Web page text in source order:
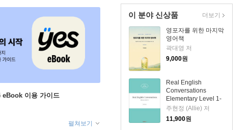
이 분야 신상품
영포자를 위한 마지막
영어책
곽대영 저
9,000원
Real English
Conversations
Elementary Level 1-
1
주현정 (Allie) 저
11,900원
더보기
eBook 이용 가이드
펼쳐보기